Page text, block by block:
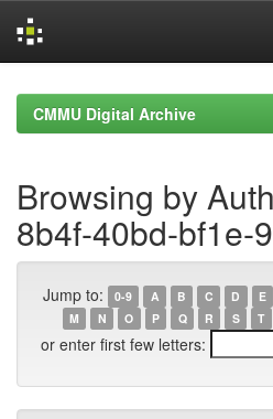
navigationCMMU Digital Archive
Browsing by
8b4f-40bd-bf1e-
Jump to: 0-9 A B C D E
M
N O P Q R S T
or enter first few letters: